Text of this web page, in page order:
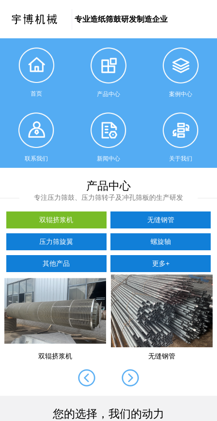
专业造纸筛鼓研发制造企业
首页 产品中心 案例中心
联系我们 新闻中心 关于我们
产品中心
专注压力筛鼓、压力筛转子及冲孔筛板的生产研发
双辊挤浆机 无缝钢管
压力筛旋翼 螺旋轴
其他产品 更多+
双辊挤浆机 无缝钢管
您的选择，我们的动力